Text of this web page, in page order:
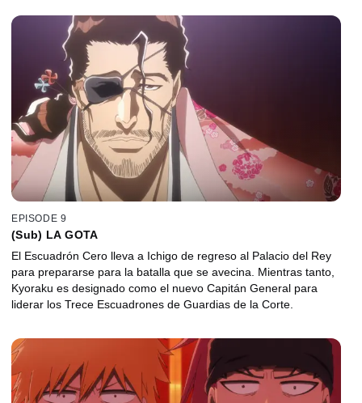
EPISODE 9
(Sub) LA GOTA
El Escuadrón Cero lleva a Ichigo de regreso al Palacio del Rey
para prepararse para la batalla que se avecina. Mientras tanto,
Kyoraku es designado como el nuevo Capitán General para
liderar los Trece Escuadrones de Guardias de la Corte.